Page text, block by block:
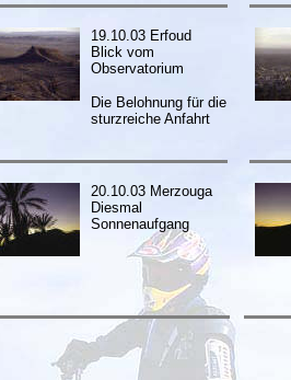
19.10.03 Erfoud
Blick vom
Observatorium
Die Belohnung für die
sturzreiche Anfahrt
20.10.03 Merzouga
Diesmal
Sonnenaufgang